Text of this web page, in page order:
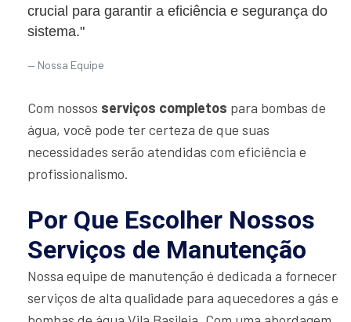
crucial para garantir a eficiência e segurança do
sistema."
Nossa Equipe
Com nossos serviços completos para bombas de
água, você pode ter certeza de que suas
necessidades serão atendidas com eficiência e
profissionalismo.
Por Que Escolher Nossos
Serviços de Manutenção
Nossa equipe de manutenção é dedicada a fornecer
serviços de alta qualidade para aquecedores a gás e